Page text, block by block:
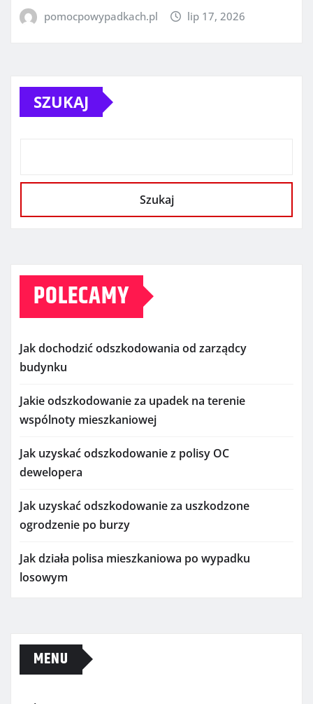
pomocpowypadkach.pl lip 17, 2026
SZUKAJ
Szukaj
POLECAMY
Jak dochodzić odszkodowania od zarządcy
budynku
Jakie odszkodowanie za upadek na terenie
wspólnoty mieszkaniowej
Jak uzyskać odszkodowanie z polisy OC
dewelopera
Jak uzyskać odszkodowanie za uszkodzone
ogrodzenie po burzy
Jak działa polisa mieszkaniowa po wypadku
losowym
MENU